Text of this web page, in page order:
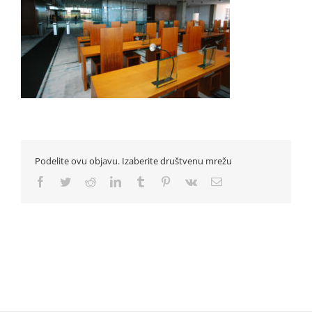
Podelite ovu objavu. Izaberite društvenu mrežu
Facebook
TwitterRedditLinkedInTumblr Pinterest
Vk Email